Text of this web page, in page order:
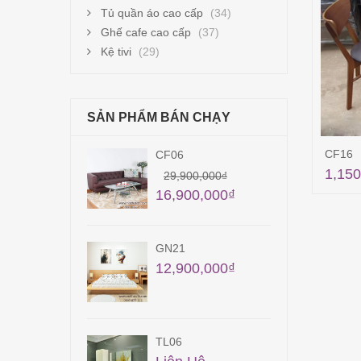
CF16
Tủ quần áo cao cấp
(34)
Ghế cafe cao cấp
(37)
Kệ tivi
(29)
SẢN PHẨM BÁN CHẠY
CF06
29,900,000₫
16,900,000₫
GN21
12,900,000₫
TL06
TB06